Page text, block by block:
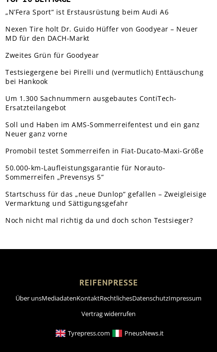
„N’Fera Sport“ ist Erstausrüstung beim Audi A6
Nexen Tire holt Dr. Guido Hüffer von Goodyear – Neuer
MD für den DACH-Markt
Zweites Grün für Goodyear
Testsiegergene bei Pirelli und (vermutlich) Enttäuschung
bei Hankook
Um 1.300 Sachnummern ausgebautes ContiTech-
Ersatzteilangebot
Soll und Haben im AMS-Sommerreifentest und ein ganz
Neuer ganz vorne
Promobil testet Sommerreifen in Fiat-Ducato-Maxi-Größe
50.000-km-Laufleistungsgarantie für Norauto-
Sommerreifen „Prevensys 5”
Startschuss für das „neue Dunlop“ gefallen – Zweigleisige
Vermarktung und Sättigungsgefahr
Noch nicht mal richtig da und doch schon Testsieger?
REIFENPRESSE
Über unsMediadatenKontaktRechtlichesDatenschutzImpressum
Vertrag widerrufen
Tyrepress.com PneusNews.it